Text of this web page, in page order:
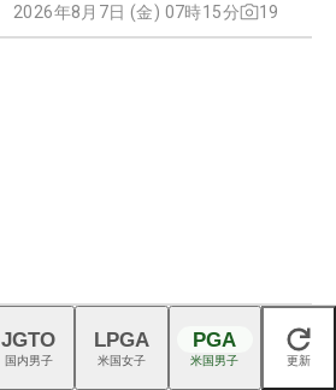
2026年8月7日 (金) 07時15分 19
夏場の重いグリーンで女子プロはパ
ターを替える アマチュアは「腹筋
閉じる
JGTO
国内男子
LPGA
米国女子
PGA
米国男子 更新